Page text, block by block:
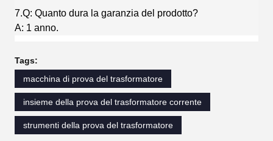
7.Q: Quanto dura la garanzia del prodotto?
A: 1 anno.
Tags:
macchina di prova del trasformatore
insieme della prova del trasformatore corrente
strumenti della prova del trasformatore